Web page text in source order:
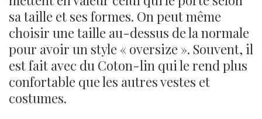
sa taille et ses formes. On peut même
choisir une taille au-dessus de la normale
pour avoir un style « oversize ». Souvent, il
est fait avec du Coton-lin qui le rend plus
confortable que les autres vestes et
costumes.